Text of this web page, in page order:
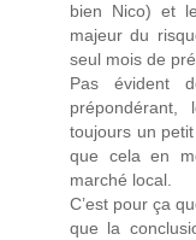
bien Nico) et
majeur du
seul mois de
Pas évident
toujours un
que cela en
marché local.
C’est pour ça
que la